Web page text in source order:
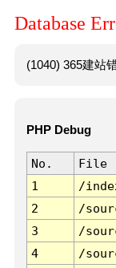
Database
(1040) 365建站
PHP Debug
No. File
1
/
2
/
3
/
4
/